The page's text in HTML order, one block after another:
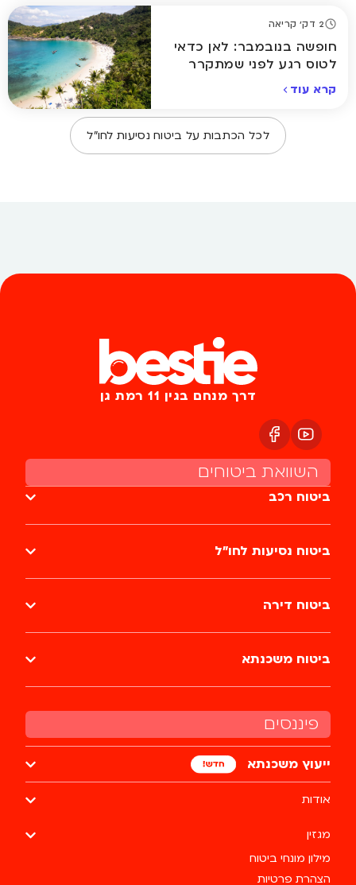
2 דק' קריאה
חופשה בנובמבר: לאן כדאי
לטוס רגע לפני שמתקרר
קרא עוד
לכל הכתבות על ביטוח נסיעות לחו״ל
פיננסים
ייעוץ משכנתא
אודות
מגזין
מילון מונחי ביטוח
הצהרת פרטיות
דרך מנחם בגין 11 רמת גן
השוואת ביטוחים
ביטוח רכב
ביטוח נסיעות לחו״ל
ביטוח דירה
ביטוח משכנתא